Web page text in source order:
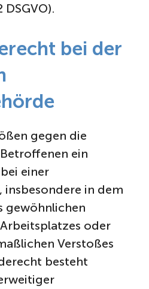
DSGVO).
bei der
gegen die
ein
einer
in dem
gewöhnlichen
oder
Verstoßes
besteht